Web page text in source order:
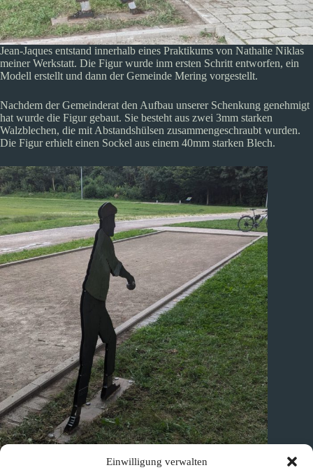
Einwilligung verwalten
Jean-Jaques entstand innerhalb eines Praktikums von Nathalie Niklas
meiner Werkstatt. Die Figur wurde inm ersten Schritt entworfen, ein
Modell erstellt und dann der Gemeinde Mering vorgestellt.
Nachdem der Gemeinderat den Aufbau unserer Schenkung genehmigt
hat wurde die Figur gebaut. Sie besteht aus zwei 3mm starken
Walzblechen, die mit Abstandshülsen zusammengeschraubt wurden.
Die Figur erhielt einen Sockel aus einem 40mm starken Blech.